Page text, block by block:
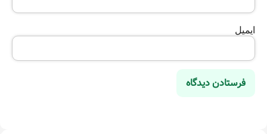
ایمیل